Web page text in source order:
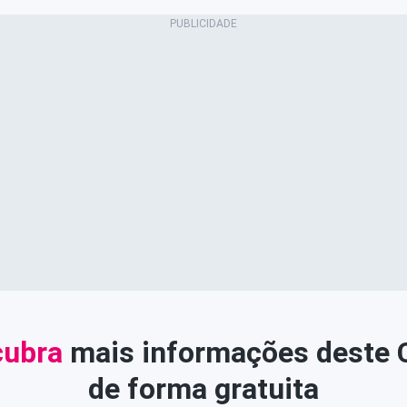
mais informações deste
de forma gratuita